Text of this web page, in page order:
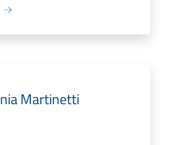
Martinetti